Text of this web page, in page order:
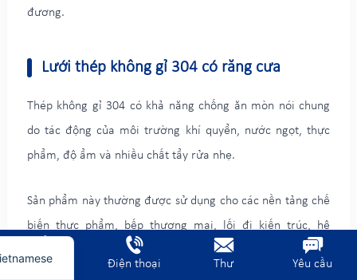
đương.
Lưới thép không gỉ 304 có răng cưa
Thép không gỉ 304 có khả năng chống ăn mòn nói chung
do tác động của môi trường khí quyển, nước ngọt, thực
phẩm, độ ẩm và nhiều chất tẩy rửa nhẹ.
Sản phẩm này thường được sử dụng cho các nền tảng chế
biến thực phẩm, bếp thương mại, lối đi kiến trúc, hệ
thống thoát nước ngọt, sản xuất sạch và các khu vực ẩm
Trang chủ Điện thoại Thư Yêu cầu